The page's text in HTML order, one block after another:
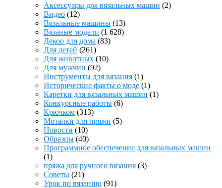
Аксессуары для вязальных машин (2)
Видео (12)
Вязальные машины (13)
Вязаные модели (1 628)
Декор для дома (83)
Для детей (261)
Для животных (10)
Для мужчин (92)
Инструменты для вязания (1)
Исторические факты о моде (1)
Каретки для вязальных машин (1)
Конкурсные работы (6)
Крючком (313)
Моталки для пряжи (5)
Новости (10)
Образцы (40)
Программное обеспечение для вязальных машин
(1)
пряжа для ручного вязания (3)
Советы (21)
Урок по вязанию (91)